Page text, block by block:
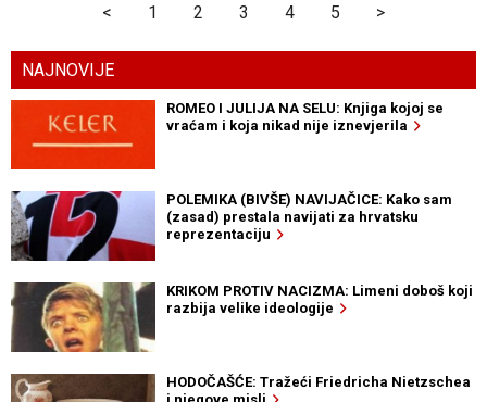
< 1 2 3 4 5 >
NAJNOVIJE
ROMEO I JULIJA NA SELU: Knjiga kojoj se
vraćam i koja nikad nije iznevjerila
POLEMIKA (BIVŠE) NAVIJAČICE: Kako sam
(zasad) prestala navijati za hrvatsku
reprezentaciju
KRIKOM PROTIV NACIZMA: Limeni doboš koji
razbija velike ideologije
HODOČAŠĆE: Tražeći Friedricha Nietzschea